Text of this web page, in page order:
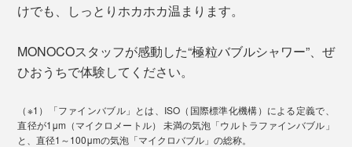
けでも、しっとりホカホカ温まります。
MONOCOスタッフが感動した“極粒バブルシャワー”、ぜ
ひおうちで体験してください。
（※1）「ファインバブル」とは、ISO（国際標準化機構）による定義で、
直径が1μm（マイクロメートル） 未満の気泡「ウルトラファインバブル」
と、直径1～100μmの気泡「マイクロバブル」の総称。